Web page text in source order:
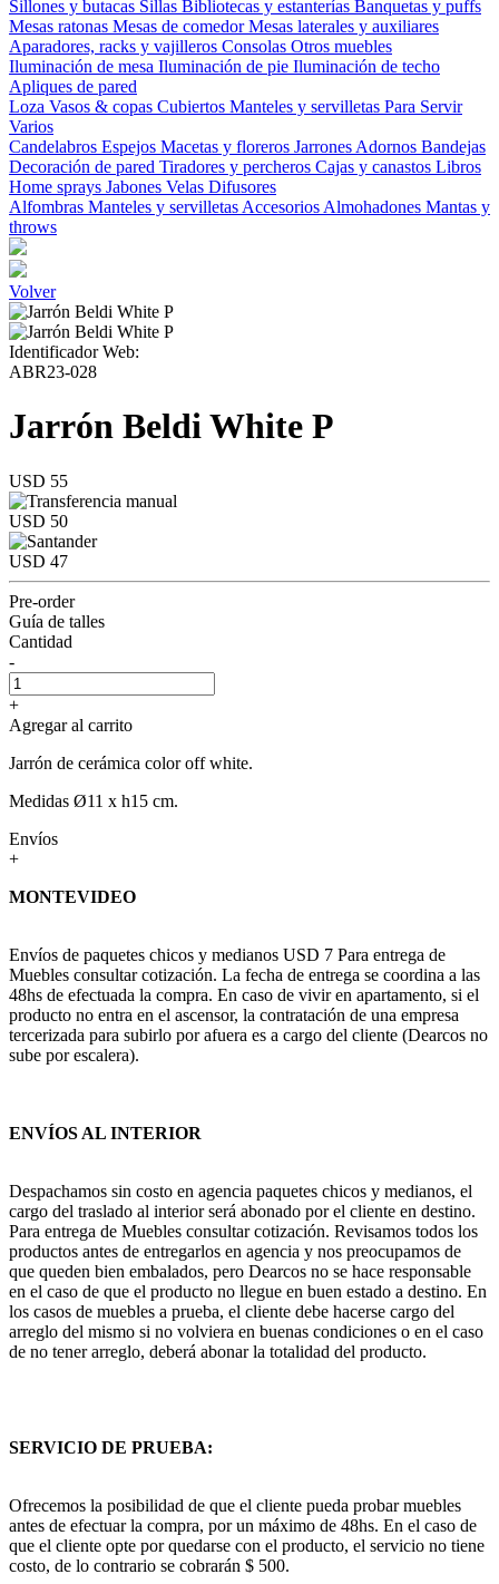
Sillones y butacas Sillas Bibliotecas y estanterías Banquetas y puffs
Mesas ratonas Mesas de comedorMesas laterales y auxiliares
Aparadores, racks y vajilleros Consolas Otros muebles
Iluminación de mesa Iluminación de pie Iluminación de techo
Apliques de pared
Loza Vasos & copas Cubiertos Manteles y servilletas Para Servir
Varios
Candelabros Espejos Macetas y floreros Jarrones Adornos Bandejas
Decoración de pared Tiradores y percheros Cajas y canastos Libros
Home sprays Jabones Velas Difusores
Alfombras Manteles y servilletas Accesorios Almohadones Mantas y
throws
Volver
Identificador Web:
ABR23-028
Jarrón Beldi White P
USD 55
USD 50
USD 47
Pre-order
Guía de talles
Cantidad
-
+
Agregar al carrito
Jarrón de cerámica color off white.
Medidas Ø11 x h15 cm.
Envíos
+
MONTEVIDEO
Envíos de paquetes chicos y medianos USD 7 Para entrega de
Muebles consultar cotización. La fecha de entrega se coordina a las
48hs de efectuada la compra. En caso de vivir en apartamento, si el
producto no entra en el ascensor, la contratación de una empresa
tercerizada para subirlo por afuera es a cargo del cliente (Dearcos no
sube por escalera).
ENVÍOS AL INTERIOR
Despachamos sin costo en agencia paquetes chicos y medianos, el
cargo del traslado al interior será abonado por el cliente en destino.
Para entrega de Muebles consultar cotización. Revisamos todos los
productos antes de entregarlos en agencia y nos preocupamos de
que queden bien embalados, pero Dearcos no se hace responsable
en el caso de que el producto no llegue en buen estado a destino. En
los casos de muebles a prueba, el cliente debe hacerse cargo del
arreglo del mismo si no volviera en buenas condiciones o en el caso
de no tener arreglo, deberá abonar la totalidad del producto.
SERVICIO DE PRUEBA:
Ofrecemos la posibilidad de que el cliente pueda probar muebles
antes de efectuar la compra, por un máximo de 48hs. En el caso de
que el cliente opte por quedarse con el producto, el servicio no tiene
costo, de lo contrario se cobrarán $ 500.